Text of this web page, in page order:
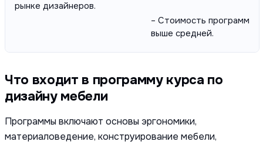
рынке дизайнеров.
– Стоимость программ
выше средней.
Что входит в программу курса по
дизайну мебели
Программы включают основы эргономики,
материаловедение, конструирование мебели,